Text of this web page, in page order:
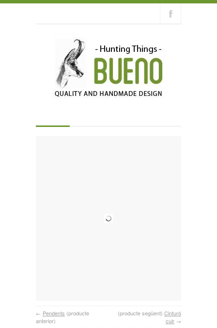
← Pendents (producte
anterior)
(producte següent) Cinturó
cuir →